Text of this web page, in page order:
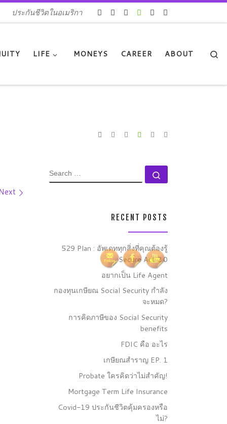
ประกันชีวิตในอเมริกา
LIFE MONEYS CAREER ABOUT
SEARCH
RECENT POSTS
529 Plan : อัพเดททุกสิ่งที่คุณต้องรู้
Secure Act 2.0
อยากเป็น Life Agent
กองทุนเกษียณ Social Security กำลัง
จะหมด?
การคิดภาษีของ Social Security
benefits
FDIC คือ อะไร
เกษียณสำราญ EP. 1
Probate ใครคิดว่าไม่สำคัญ!
Mortgage Term Life Insurance
Covid-19 ประกันชีวิตคุ้มครองหรือ
ไม่?